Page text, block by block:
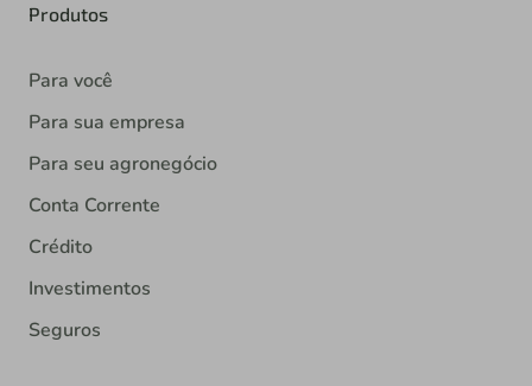
Produtos
Para você
Para sua empresa
Para seu agronegócio
Conta Corrente
Crédito
Investimentos
Seguros